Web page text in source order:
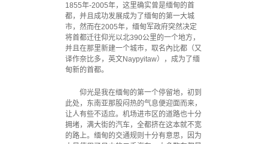
1855年-2005年，这里确实曾是缅甸的首
都，并且成功发展成为了缅甸的第一大城
市，然而在2005年，缅甸军政府突然决定
将首都迁往仰光以北390公里的一个地方，
并且在那里新建一个城市，取名內比都（又
译作奈比多，英文Naypyitaw），成为了缅
甸新的首都。
仰光是我在缅甸的第一个停留地，初到
此处，东南亚那股闷热的气息便迎面而来，
让人有些不适应。机场进市区的道路也十分
拥堵，满大街的汽车，全都挤在这本就不宽
的路上。缅甸的交通规则十分有意思，因为